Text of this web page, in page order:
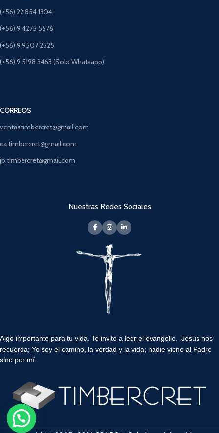
(+56) 22 854 1304
(+56) 9 4275 5576
(+56) 9 9507 2525
(+56) 9 5198 3463 (Solo Whatsapp)
CORREOS
ventastimbercret@gmail.com
ca.timbercret@gmail.com
jp.timbercret@gmail.com
Nuestras Redes Sociales
Algo importante para tu vida. Te invito a leer el evangelio. Jesús nos
recuerda; Yo soy el camino, la verdad y la vida; nadie viene al Padre
sino por mí.